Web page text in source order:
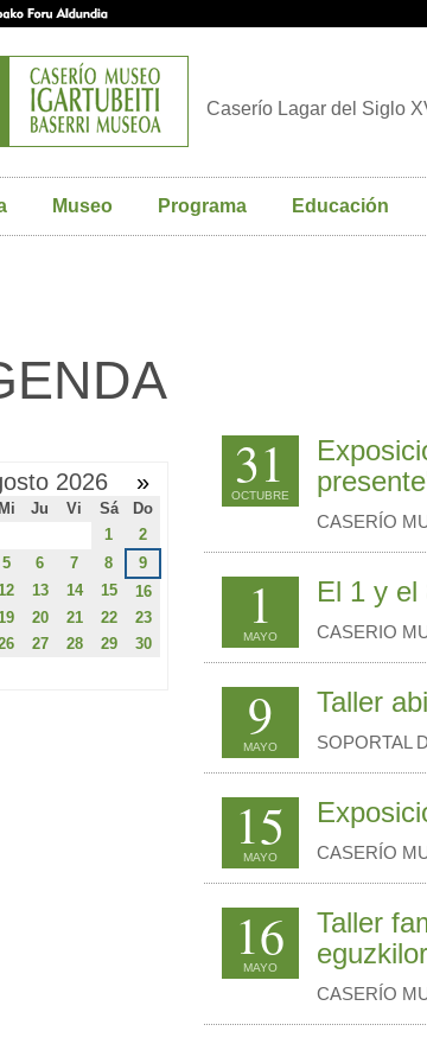
Caserío Lagar del Siglo
Museo Programa Educación
31
OCTUBRE
CASERÍO
1
MAYO
El 1 y el
CASERIO
9
MAYO
Taller
SOPORTAL
15
MAYO CASERÍO
16
MAYO
Taller
CASERÍO
2026 »
Mi Ju Vi Sá
Do
1
2
5 6 7 8
9
13 14 15
16
20 21 22
23
27 28 29
30